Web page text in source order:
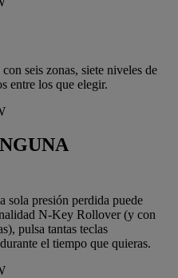
seis zonas, siete niveles de
entre los que elegir.
sola presión perdida puede
N-Key Rollover (y con
pulsa tantas teclas
el tiempo que quieras.